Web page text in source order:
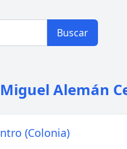
Buscar
Alemán
(Colonia)